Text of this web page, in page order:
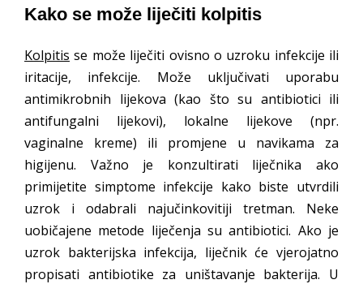
Kako se može liječiti kolpitis
Kolpitis se može liječiti ovisno o uzroku infekcije ili
iritacije, infekcije. Može uključivati ​​uporabu
antimikrobnih lijekova (kao što su antibiotici ili
antifungalni lijekovi), lokalne lijekove (npr.
vaginalne kreme) ili promjene u navikama za
higijenu. Važno je konzultirati liječnika ako
primijetite simptome infekcije kako biste utvrdili
uzrok i odabrali najučinkovitiji tretman. Neke
uobičajene metode liječenja su antibiotici. Ako je
uzrok bakterijska infekcija, liječnik će vjerojatno
propisati antibiotike za uništavanje bakterija. U